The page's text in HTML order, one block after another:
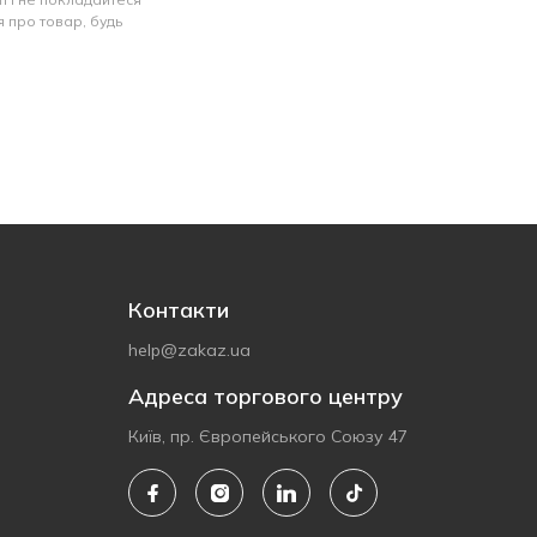
про товар, будь
Контакти
help@zakaz.ua
Адреса торгового центру
Київ, пр. Європейського Союзу 47